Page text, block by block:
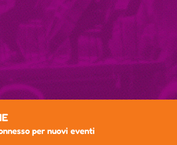
per nuovi eventi